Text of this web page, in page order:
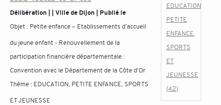
Délibération | | Ville de Dijon | Publié le
Objet : Petite enfance – Etablissements d'accueil
du jeune enfant - Renouvellement de la
participation financière départementale :
Convention avec le Département de la Côte d'Or
Thème : EDUCATION, PETITE ENFANCE, SPORTS
ET JEUNESSE
EDUCATION,
PETITE
ENFANCE,
SPORTS
ET
JEUNESSE
(42)